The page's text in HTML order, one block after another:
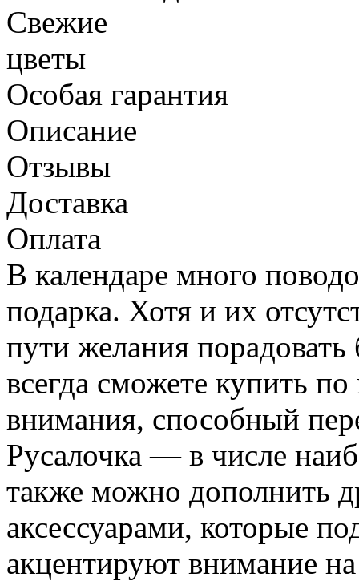
Свежие
цветы
Особая гарантия
Описание
Отзывы
Доставка
Оплата
В календаре много
подарка. Хотя и их
пути желания
всегда сможете купить
внимания, способный
Русалочка — в числе
также можно дополнить
аксессуарами, которые
акцентируют внимание